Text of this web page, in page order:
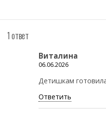
1 ответ
Виталина
06.06.2026
Детишкам
Ответить